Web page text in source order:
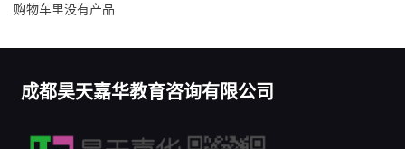
购物车里没有产品
成都昊天嘉华教育咨询有限公司